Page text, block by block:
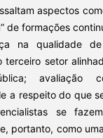
aspectos
de formações
na qualidade
terceiro setor
avaliação
a respeito do que
se
portanto, como